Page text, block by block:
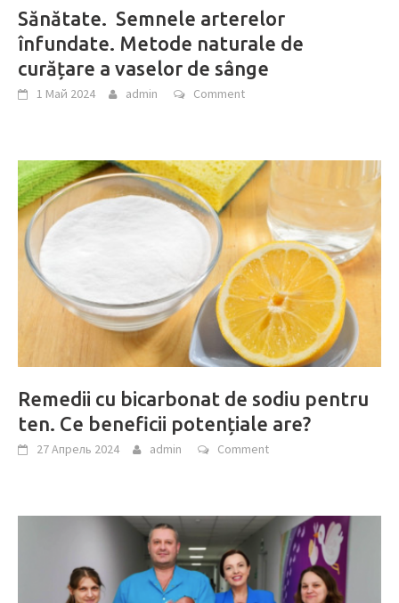
Sănătate. Semnele arterelor
înfundate. Metode naturale de
curățare a vaselor de sânge
1 Май 2024 admin Comment
Remedii cu bicarbonat de sodiu pentru
ten. Ce beneficii potențiale are?
27 Апрель 2024 admin Comment